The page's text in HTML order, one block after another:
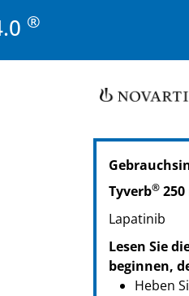
®
PZN: 00886073
PPN:
NTIN:
Tyverb®
Lapatinib
Lesen Sie
beginnen,
Heben